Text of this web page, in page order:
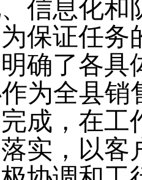
信息化和
保证任务
确了各具
为全县
成，在工
实，以客